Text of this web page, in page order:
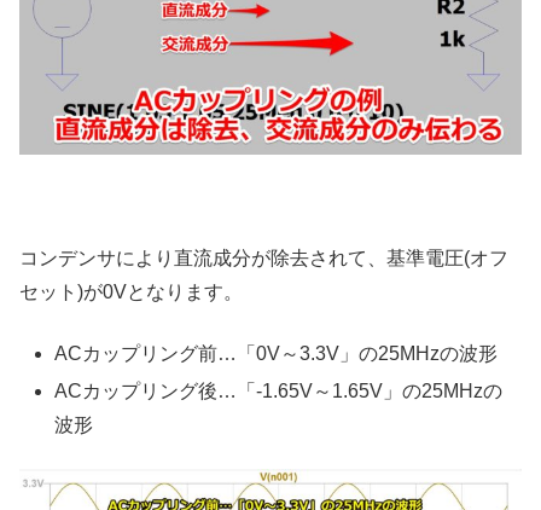
コンデンサにより直流成分が除去されて、基準電圧(オフ
セット)が0Vとなります。
ACカップリング前…「0V～3.3V」の25MHzの波形
ACカップリング後…「-1.65V～1.65V」の25MHzの
波形